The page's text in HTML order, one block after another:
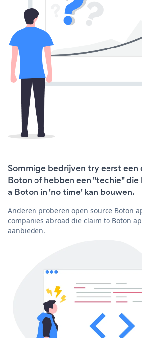
Sommige bedrijven try eerst een
Boton of hebben een "techie"
a Boton in 'no time' kan bouwen.
Anderen proberen open source Boton
companies abroad die claim to Boton
aanbieden.